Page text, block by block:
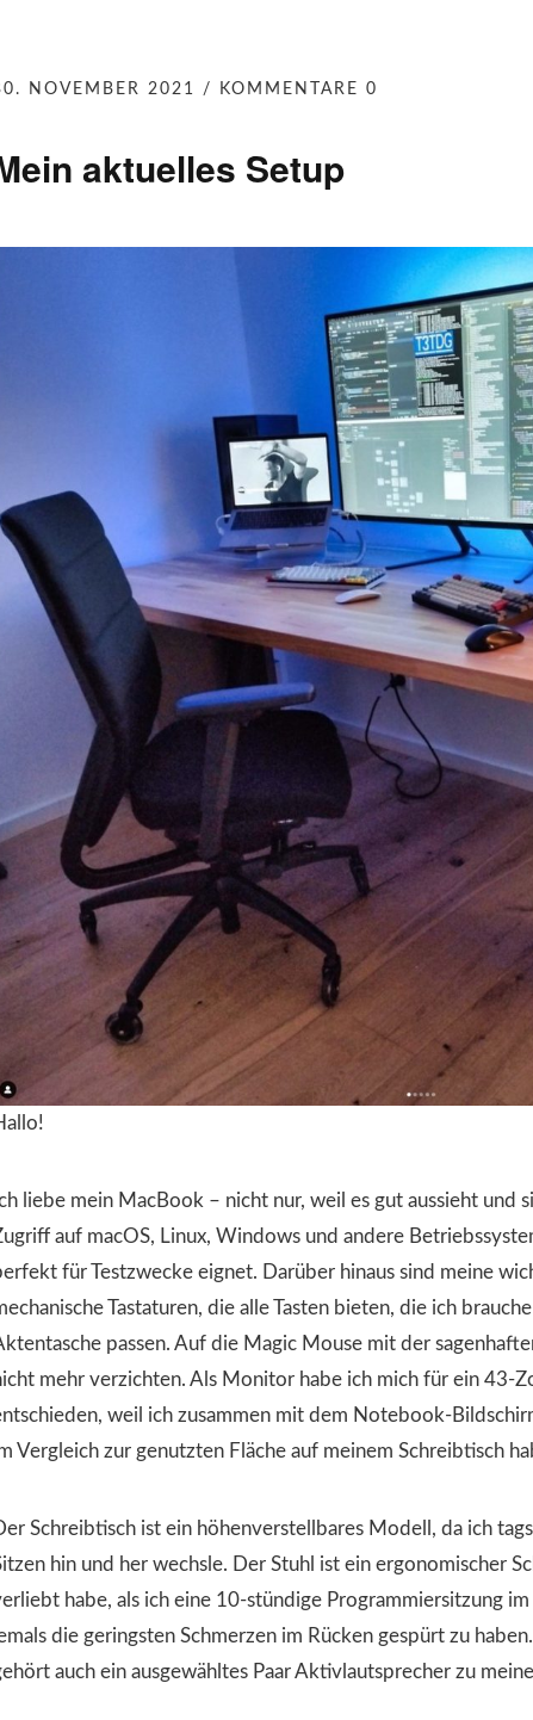
NOVEMBER 2021 KOMMENTARE 0
aktuelles Setup
liebe mein MacBook – nicht nur, weil es gut aussieht und
auf macOS, Linux, Windows und andere
für Testzwecke eignet. Darüber hinaus sind meine
Tastaturen, die alle Tasten bieten, die ich
passen. Auf die Magic Mouse mit der
mehr verzichten. Als Monitor habe ich mich für ein 43-
weil ich zusammen mit dem Notebook-
Vergleich zur genutzten Fläche auf meinem Schreibtisch
Schreibtisch ist ein höhenverstellbares Modell, da ich
hin und her wechsle. Der Stuhl ist ein ergonomischer
habe, als ich eine 10-stündige Programmiersitzung
die geringsten Schmerzen im Rücken gespürt zu
auch ein ausgewähltes Paar Aktivlautsprecher zu